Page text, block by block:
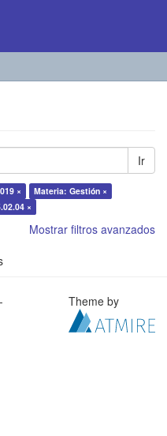
Ir
×
Materia: Gestión ×
×
Mostrar filtros avanzados
Theme by